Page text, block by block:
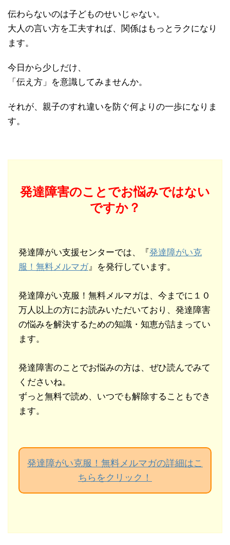
伝わらないのは子どものせいじゃない。
大人の言い方を工夫すれば、関係はもっとラクになり
ます。
今日から少しだけ、
「伝え方」を意識してみませんか。
それが、親子のすれ違いを防ぐ何よりの一歩になりま
す。
発達障害のことでお悩みではない
ですか？
発達障がい支援センターでは、『発達障がい克
服！無料メルマガ』を発行しています。
発達障がい克服！無料メルマガは、今までに１０
万人以上の方にお読みいただいており、発達障害
の悩みを解決するための知識・知恵が詰まってい
ます。
発達障害のことでお悩みの方は、ぜひ読んでみて
くださいね。
ずっと無料で読め、いつでも解除することもでき
ます。
発達障がい克服！無料メルマガの詳細はこ
ちらをクリック！